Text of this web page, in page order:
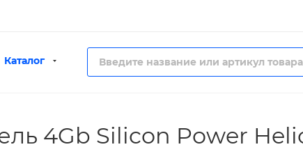
Каталог
4Gb Silicon Power